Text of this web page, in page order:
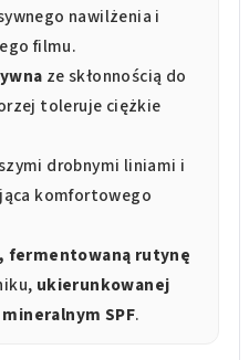
nawilżenia i
filmu.
ze skłonnością do
toleruje ciężkie
drobnymi liniami i
komfortowego
fermentowaną rutynę
ukierunkowanej
mineralnym SPF.